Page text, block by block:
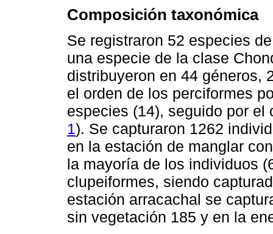
Composición taxonómica
Se registraron 52 especies
una especie de la clase
distribuyeron en 44 géneros,
el orden de los perciformes
especies (14), seguido por el
1). Se capturaron 1262
en la estación de manglar
la mayoría de los individuos
clupeiformes, siendo
estación arracachal se
sin vegetación 185 y en la